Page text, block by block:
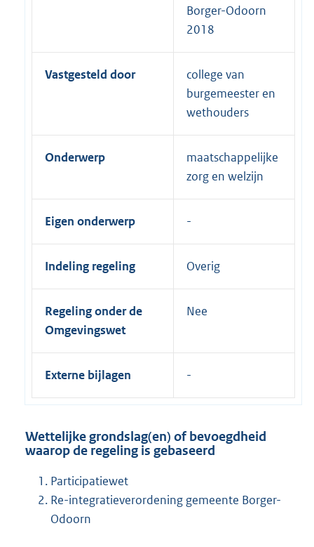
Borger-Odoorn
2018
Vastgesteld door
college van
burgemeester en
wethouders
Onderwerp
maatschappelijke
zorg en welzijn
Eigen onderwerp
Indeling regeling Overig
Regeling onder de
Omgevingswet
Nee
Externe bijlagen
Wettelijke grondslag(en) of bevoegdheid
waarop de regeling is gebaseerd
Participatiewet
Re-integratieverordening gemeente Borger-
Odoorn